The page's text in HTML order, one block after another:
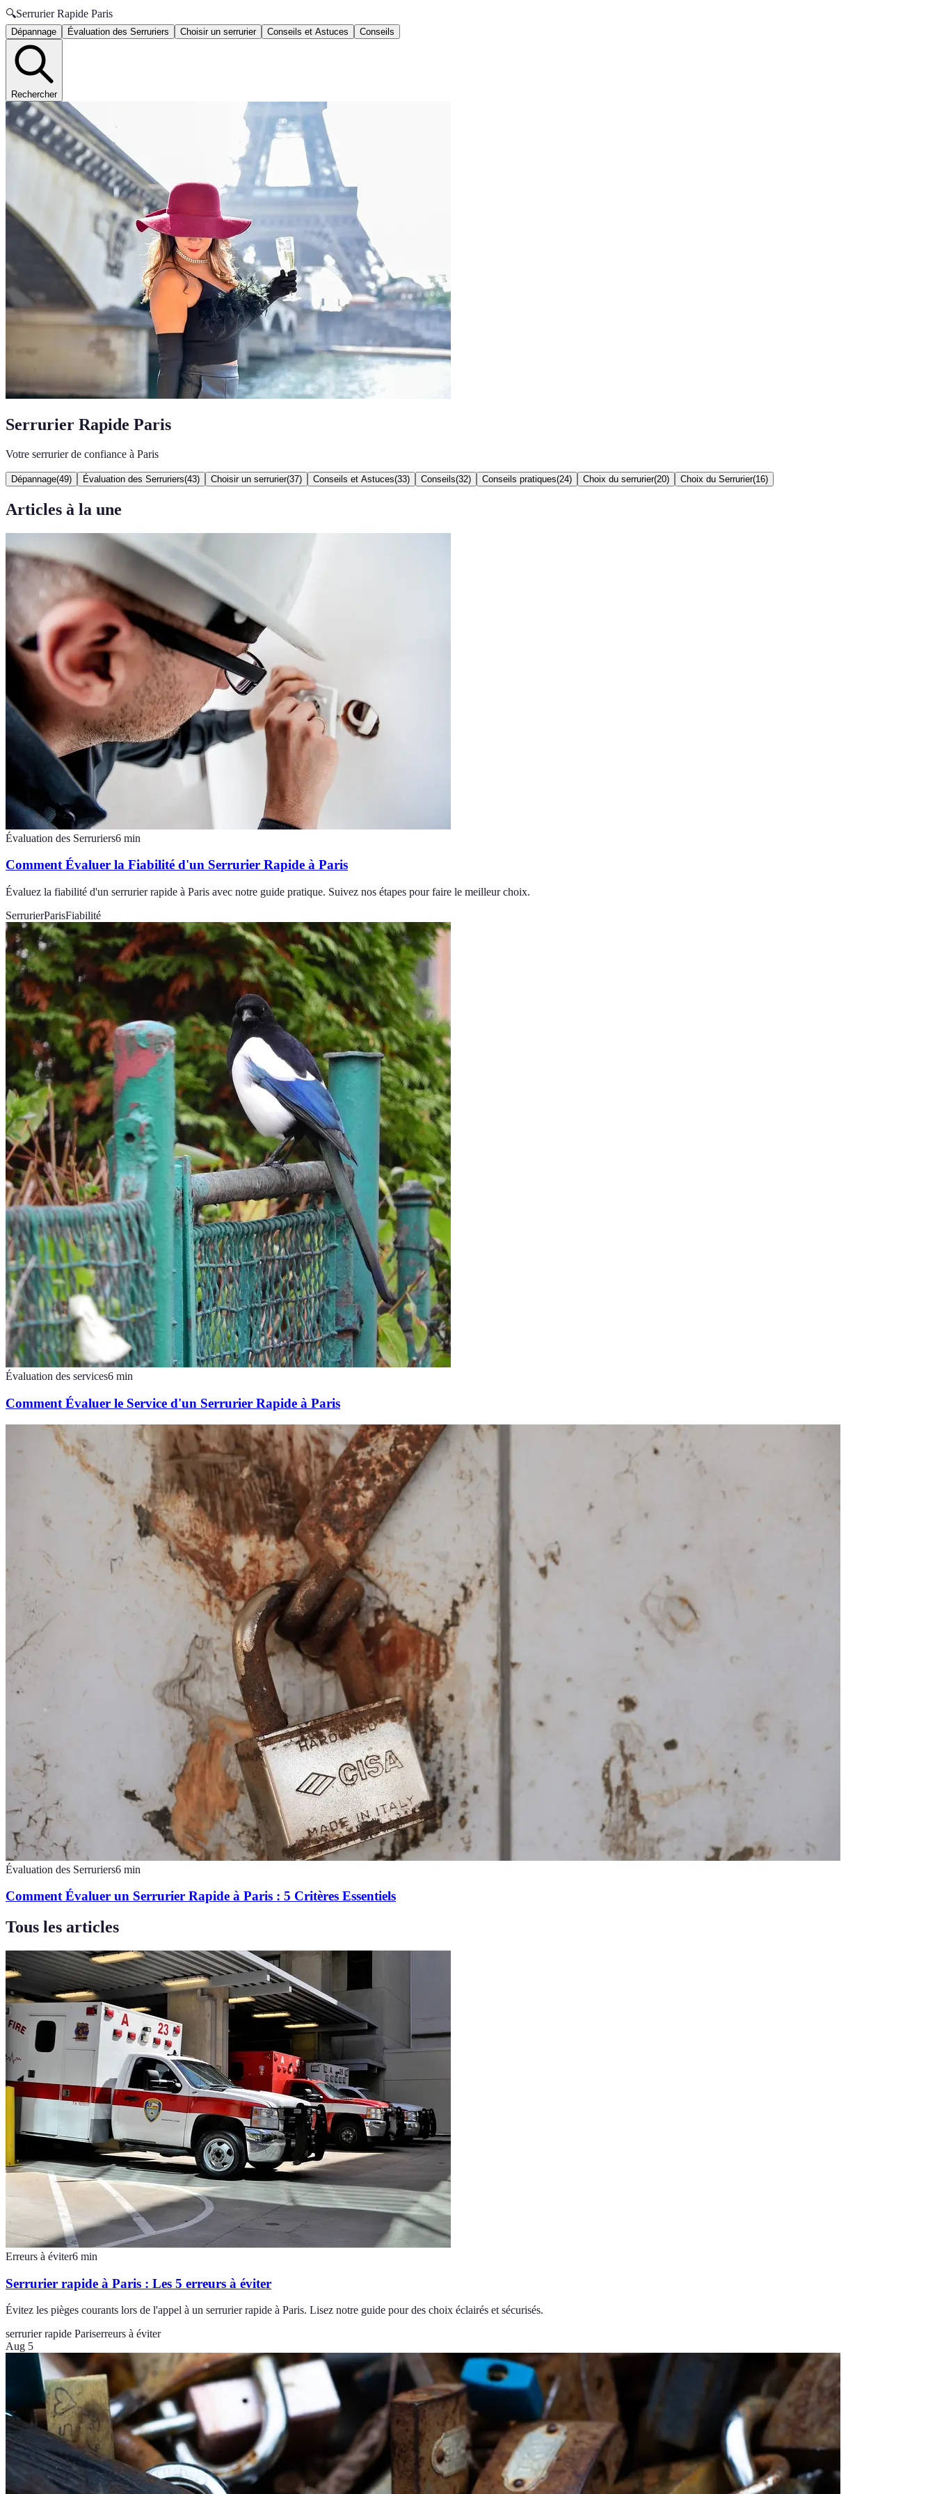
🔍Serrurier Rapide Paris
Dépannage Évaluation des Serruriers Choisir un serrurier Conseils et Astuces Conseils
Rechercher
Serrurier Rapide Paris
Votre serrurier de confiance à Paris
Dépannage(49) Évaluation des Serruriers(43) Choisir un serrurier(37) Conseils et Astuces(33) Conseils(32) Conseils pratiques(24) Choix du serrurier(20) Choix du Serrurier(16)
Articles à la une
Évaluation des Serruriers6 min
Comment Évaluer la Fiabilité d'un Serrurier Rapide à Paris
Évaluez la fiabilité d'un serrurier rapide à Paris avec notre guide pratique. Suivez nos étapes pour faire le meilleur choix.
SerrurierParisFiabilité
Évaluation des services6 min
Comment Évaluer le Service d'un Serrurier Rapide à Paris
Évaluation des Serruriers6 min
Comment Évaluer un Serrurier Rapide à Paris : 5 Critères Essentiels
Tous les articles
Erreurs à éviter6 min
Serrurier rapide à Paris : Les 5 erreurs à éviter
Évitez les pièges courants lors de l'appel à un serrurier rapide à Paris. Lisez notre guide pour des choix éclairés et sécurisés.
serrurier rapide Pariserreurs à éviter
Aug 5